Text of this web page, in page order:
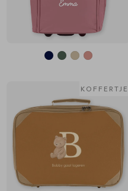
KOFFERTJE